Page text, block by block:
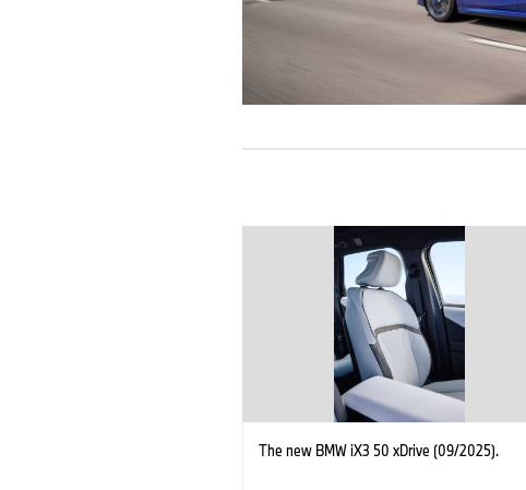
The new BMW iX3 50 xDrive (09/2025).